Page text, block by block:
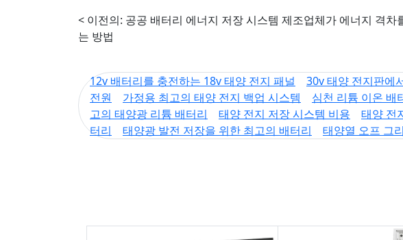
< 이전의: 공공 배터리 에너지 저장 시스템 제조업체가 에너지 격차
는 방법
12v 배터리를 충전하는 18v 태양 전지 패널 30v 태양 전지판에
전원
가정용 최고의 태양 전지 백업 시스템 심천 리튬 이온 배
고의 태양광 리튬 배터리
태양 전지 저장 시스템 비용 태양 전
터리
태양광 발전 저장을 위한 최고의 배터리 태양열 오프 그